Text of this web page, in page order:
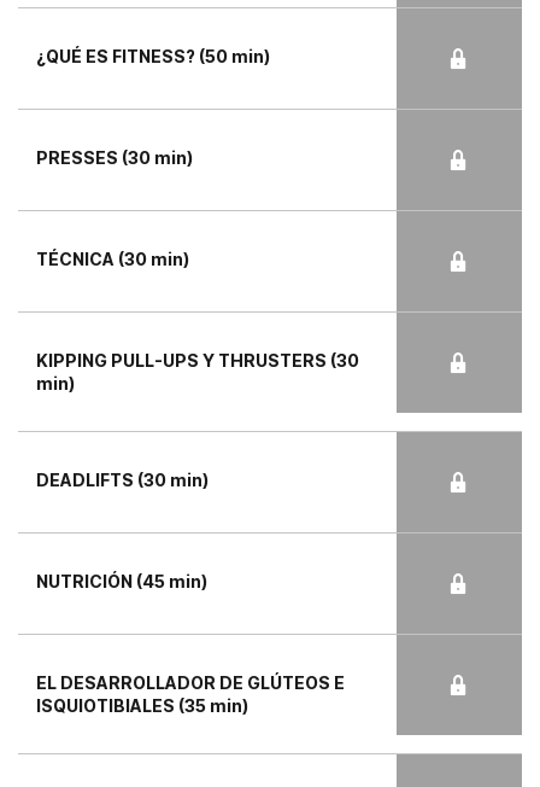
¿QUÉ ES FITNESS? (50 min)
PRESSES (30 min)
TÉCNICA (30 min)
KIPPING PULL-UPS Y THRUSTERS (30
min)
DEADLIFTS (30 min)
NUTRICIÓN (45 min)
EL DESARROLLADOR DE GLÚTEOS E
ISQUIOTIBIALES (35 min)